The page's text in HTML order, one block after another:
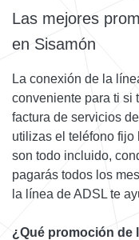
Las mejores
en Sisamón
La conexión de la
conveniente para ti si
factura de servicios
utilizas el teléfono
son todo incluido,
pagarás todos los
la línea de ADSL te
¿Qué promoción de